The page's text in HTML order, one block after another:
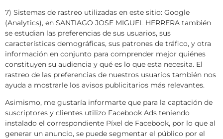
7) Sistemas de rastreo utilizadas en este sitio: Google
(Analytics), en SANTIAGO JOSE MIGUEL HERRERA también
se estudian las preferencias de sus usuarios, sus
características demográficas, sus patrones de tráfico, y otra
información en conjunto para comprender mejor quiénes
constituyen su audiencia y qué es lo que esta necesita. El
rastreo de las preferencias de nuestros usuarios también nos
ayuda a mostrarle los avisos publicitarios más relevantes.
Asimismo, me gustaría informarte que para la captación de
suscriptores y clientes utilizo Facebook Ads teniendo
instalado el correspondiente Píxel de Facebook, por lo que al
generar un anuncio, se puede segmentar el público por el